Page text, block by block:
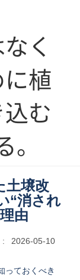
く
植
む
土壌改
“消され
由
:
2026-05-10
っておくべき